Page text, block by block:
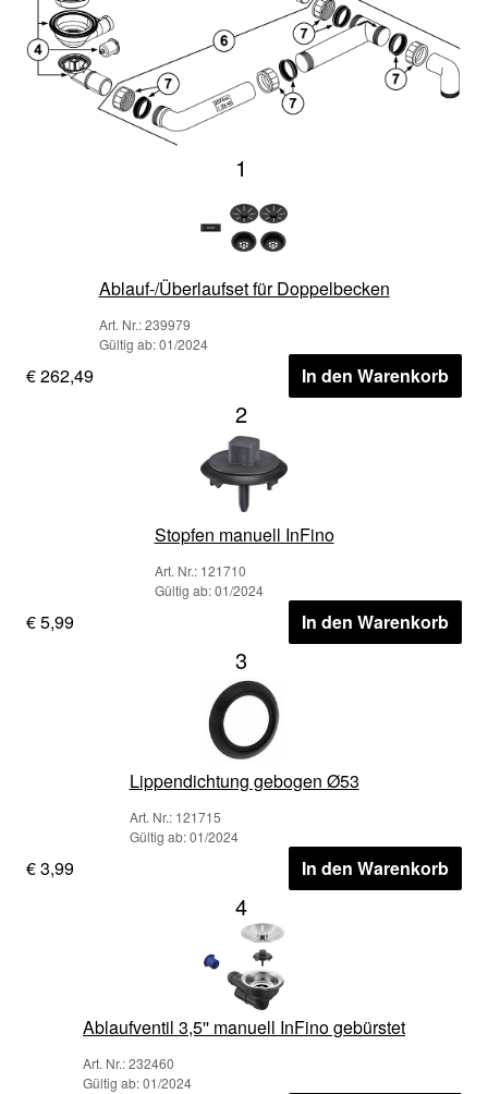
1
Ablauf-/Überlaufset für Doppelbecken
Art. Nr.: 239979
Gültig ab: 01/2024
€ 262,49 In den Warenkorb
2
Stopfen manuell InFino
Art. Nr.: 121710
Gültig ab: 01/2024
€ 5,99 In den Warenkorb
3
Lippendichtung gebogen Ø53
Art. Nr.: 121715
Gültig ab: 01/2024
€ 3,99 In den Warenkorb
4
Ablaufventil 3,5'' manuell InFino gebürstet
Art. Nr.: 232460
Gültig ab: 01/2024